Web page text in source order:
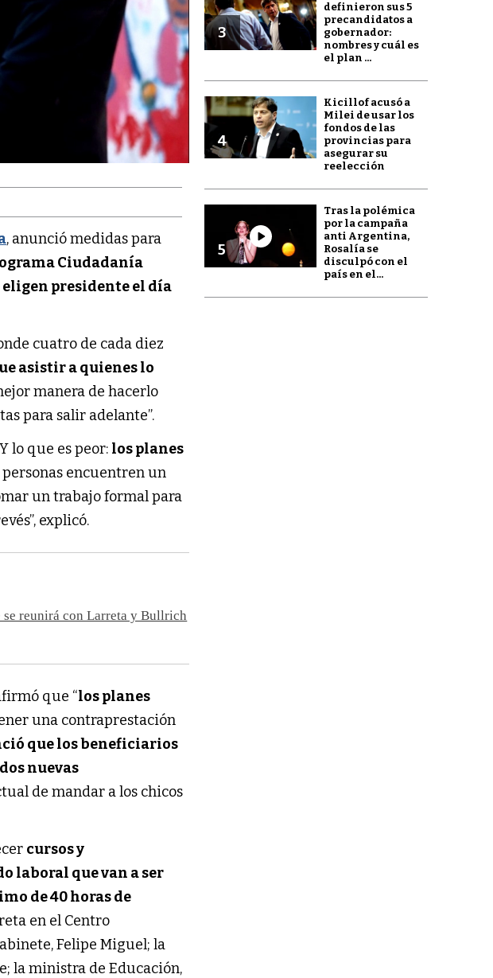
, anunció medidas para
Ciudadanía
eligen presidente el día
cuatro de cada diez
asistir a quienes lo
manera de hacerlo
para salir adelante”.
lo que es peor: los planes
encuentren un
un trabajo formal para
explicó.
se reunirá con Larreta y Bullrich
que “los planes
una contraprestación
que los beneficiarios
nuevas
de mandar a los chicos
cursos y
laboral que van a ser
de 40 horas de
en el Centro
Felipe Miguel; la
la ministra de Educación,
3
definieron sus 5
precandidatos a
gobernador:
nombres y cuál es
el plan ...
4
Kicillof acusó a
Milei de usar los
fondos de las
provincias para
asegurar su
reelección
5
Tras la polémica
por la campaña
anti Argentina,
Rosalía se
disculpó con el
país en el...